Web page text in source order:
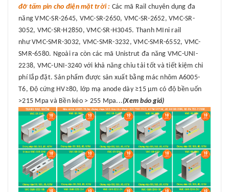
đỡ tấm pin cho điện mặt trời : Các mã Rail chuyên dụng đa
năng VMC-SR-2645, VMC-SR-2650, VMC-SR-2652, VMC-SR-
3052, VMC-SR-H2850, VMC-SR-H3045. Thanh MIni rail
như VMC-SMR-3032, VMC-SMR-3232, VMC-SMR-6552, VMC-
SMR-6580. Ngoài ra còn các mã Unistrut đa năng VMC-UNI-
2238, VMC-UNI-3240 với khả năng chỉu tải tốt và tiết kiệm chi
phí lắp đặt. Sản phẩm được sản xuất bằng mác nhôm A6005-
T6, Độ cứng HV≥80, lớp mạ anode dày ≥15 μm có độ bền uốn
>215 Mpa và Bền kéo > 255 Mpa...(Xem báo giá)